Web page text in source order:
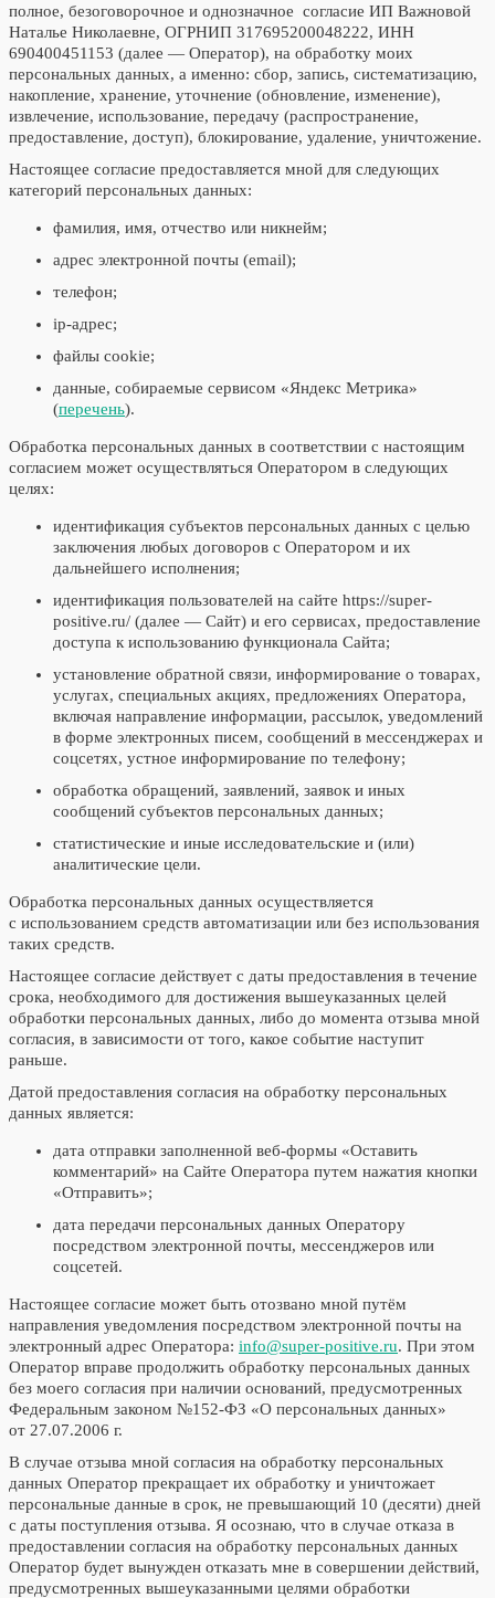
полное, безоговорочное и однозначное согласие ИП Важновой
Наталье Николаевне, ОГРНИП 317695200048222, ИНН
690400451153 (далее — Оператор), на обработку моих
персональных данных, а именно: сбор, запись, систематизацию,
накопление, хранение, уточнение (обновление, изменение),
извлечение, использование, передачу (распространение,
предоставление, доступ), блокирование, удаление, уничтожение.
Настоящее согласие предоставляется мной для следующих
категорий персональных данных:
фамилия, имя, отчество или никнейм;
адрес электронной почты (email);
телефон;
ip-адрес;
файлы cookie;
данные, собираемые сервисом «Яндекс Метрика»
(перечень).
Обработка персональных данных в соответствии с настоящим
согласием может осуществляться Оператором в следующих
целях:
идентификация субъектов персональных данных с целью
заключения любых договоров с Оператором и их
дальнейшего исполнения;
идентификация пользователей на сайте https://super-
positive.ru/ (далее — Сайт) и его сервисах, предоставление
доступа к использованию функционала Сайта;
установление обратной связи, информирование о товарах,
услугах, специальных акциях, предложениях Оператора,
включая направление информации, рассылок, уведомлений
в форме электронных писем, сообщений в мессенджерах и
соцсетях, устное информирование по телефону;
обработка обращений, заявлений, заявок и иных
сообщений субъектов персональных данных;
статистические и иные исследовательские и (или)
аналитические цели.
Обработка персональных данных осуществляется
с использованием средств автоматизации или без использования
таких средств.
Настоящее согласие действует с даты предоставления в течение
срока, необходимого для достижения вышеуказанных целей
обработки персональных данных, либо до момента отзыва мной
согласия, в зависимости от того, какое событие наступит
раньше.
Датой предоставления согласия на обработку персональных
данных является:
дата отправки заполненной веб-формы «Оставить
комментарий» на Сайте Оператора путем нажатия кнопки
«Отправить»;
дата передачи персональных данных Оператору
посредством электронной почты, мессенджеров или
соцсетей.
Настоящее согласие может быть отозвано мной путём
направления уведомления посредством электронной почты на
электронный адрес Оператора: info@super-positive.ru. При этом
Оператор вправе продолжить обработку персональных данных
без моего согласия при наличии оснований, предусмотренных
Федеральным законом №152-ФЗ «О персональных данных»
от 27.07.2006 г.
В случае отзыва мной согласия на обработку персональных
данных Оператор прекращает их обработку и уничтожает
персональные данные в срок, не превышающий 10 (десяти) дней
с даты поступления отзыва. Я осознаю, что в случае отказа в
предоставлении согласия на обработку персональных данных
Оператор будет вынужден отказать мне в совершении действий,
предусмотренных вышеуказанными целями обработки